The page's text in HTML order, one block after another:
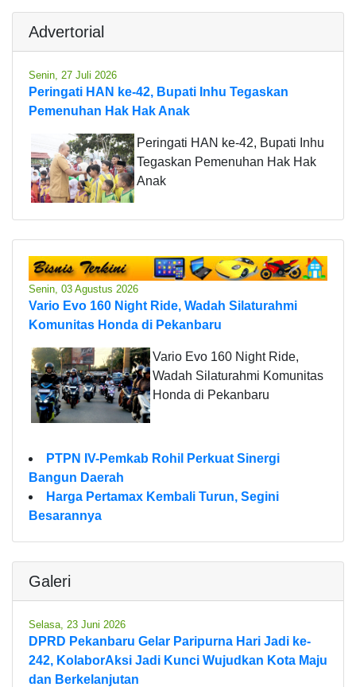
Advertorial
Senin, 27 Juli 2026
Peringati HAN ke-42, Bupati Inhu Tegaskan
Pemenuhan Hak Hak Anak
Peringati HAN ke-42, Bupati Inhu
Tegaskan Pemenuhan Hak Hak
Anak
Senin, 03 Agustus 2026
Vario Evo 160 Night Ride, Wadah Silaturahmi
Komunitas Honda di Pekanbaru
Vario Evo 160 Night Ride,
Wadah Silaturahmi Komunitas
Honda di Pekanbaru
PTPN IV-Pemkab Rohil Perkuat Sinergi
Bangun Daerah
Harga Pertamax Kembali Turun, Segini
Besarannya
Galeri
Selasa, 23 Juni 2026
DPRD Pekanbaru Gelar Paripurna Hari Jadi ke-
242, KolaborAksi Jadi Kunci Wujudkan Kota Maju
dan Berkelanjutan